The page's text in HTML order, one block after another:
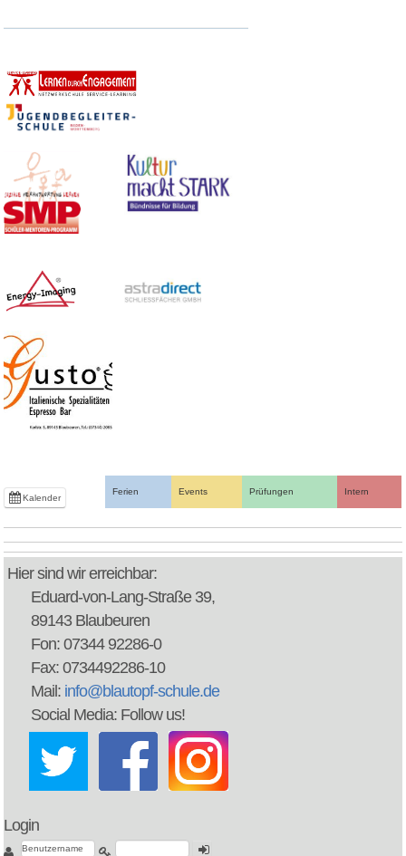
Kalender
Ferien Events Prüfungen Intern
Hier sind wir erreichbar:
Eduard-von-Lang-Straße 39,
89143 Blaubeuren
Fon: 07344 92286-0
Fax: 0734492286-10
Mail: info@blautopf-schule.de
Social Media: Follow us!
Login